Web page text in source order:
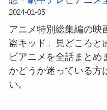
写
画
が
待
ち
2024-01-05
アニメ特別総集編の映
盗キッド」見どころと
ビアニメを全話まとめ
かどうか迷っている方
い。